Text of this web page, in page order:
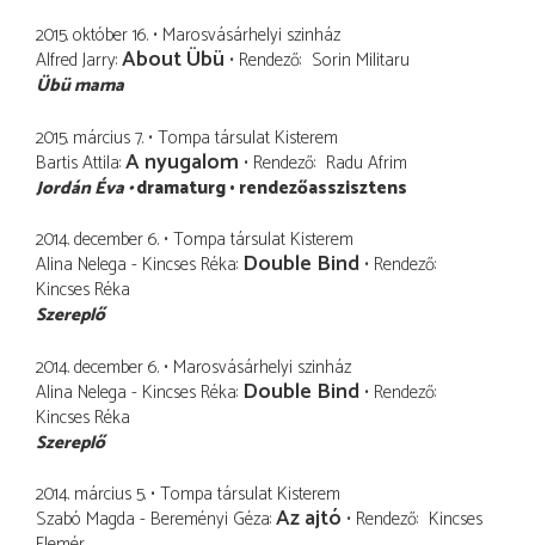
2015. október 16. Marosvásárhelyi szinház
Alfred Jarry About Übü Rendező Sorin Militaru
Übü mama
2015. március 7. Tompa társulat Kisterem
Bartis Attila A nyugalom Rendező Radu Afrim
Jordán Éva dramaturg rendezőasszisztens
2014. december 6. Tompa társulat Kisterem
Alina Nelega - Kincses Réka Double Bind Rendező
Kincses Réka
Szereplő
2014. december 6. Marosvásárhelyi szinház
Alina Nelega - Kincses Réka Double Bind Rendező
Kincses Réka
Szereplő
2014. március 5. Tompa társulat Kisterem
Szabó Magda - Bereményi Géza Az ajtó Rendező Kincses